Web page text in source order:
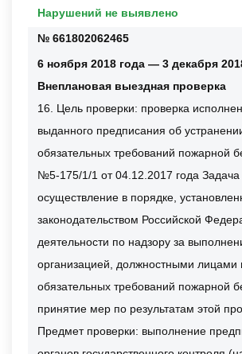
Нарушений не выявлено
№ 661802062465
6 ноября 2018 года — 3 декабря
Внеплановая выездная проверка
16. Цель проверки: проверка
выданного предписания об
обязательных требований пожарной
№5-175/1/1 от 04.12.2017 года Задача
осуществление в порядке,
законодательством Российской
деятельности по надзору за
организацией, должностными лицами
обязательных требований пожарной
принятие мер по результатам этой
Предмет проверки: выполнение